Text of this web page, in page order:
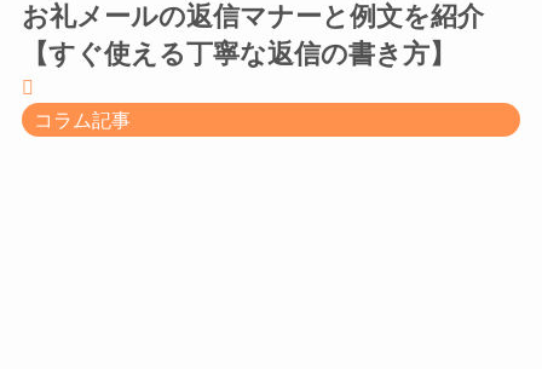
お礼メールの返信マナーと例文を紹介
【すぐ使える丁寧な返信の書き方】
コラム記事